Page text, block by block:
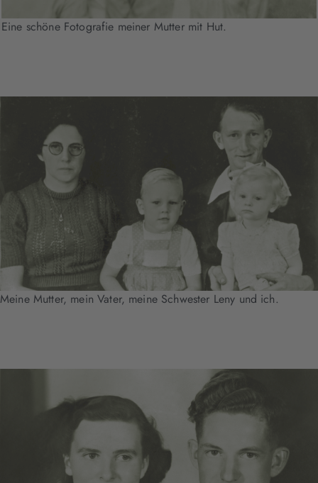
Eine schöne Fotografie meiner Mutter mit Hut.
Meine Mutter, mein Vater, meine Schwester Leny und ich.